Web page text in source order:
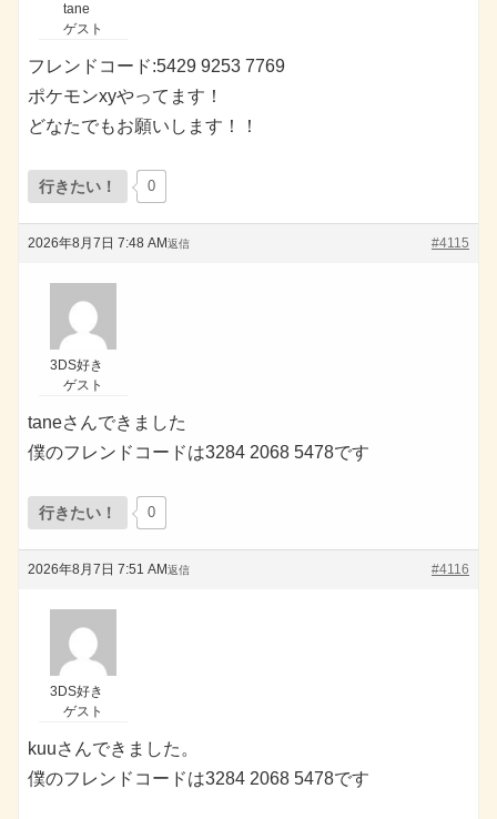
tane
ゲスト
フレンドコード:5429 9253 7769
ポケモンxyやってます！
どなたでもお願いします！！
行きたい！ 0
2026年8月7日 7:48 AM #4115
返信
3DS好き
ゲスト
taneさんできました
僕のフレンドコードは3284 2068 5478です
行きたい！ 0
2026年8月7日 7:51 AM #4116
返信
3DS好き
ゲスト
kuuさんできました。
僕のフレンドコードは3284 2068 5478です